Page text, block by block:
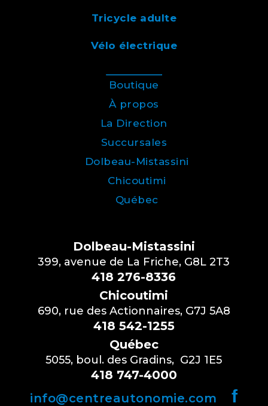
Tricycle adulte
Vélo électrique
Boutique
À propos
La Direction
Succursales
Dolbeau-Mistassini
Chicoutimi
Québec
Dolbeau-Mistassini
399, avenue de La Friche, G8L 2T3
418 276-8336
Chicoutimi
690, rue des Actionnaires, G7J 5A8
418 542-1255
Québec
5055, boul. des Gradins, G2J 1E5
418 747-4000
info@centreautonomie.com
f